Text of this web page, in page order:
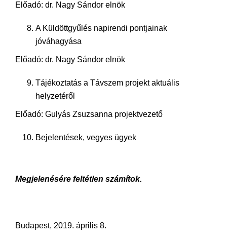
Előadó: dr. Nagy Sándor elnök
A Küldöttgyűlés napirendi pontjainak
jóváhagyása
Előadó: dr. Nagy Sándor elnök
Tájékoztatás a Távszem projekt aktuális
helyzetéről
Előadó: Gulyás Zsuzsanna projektvezető
Bejelentések, vegyes ügyek
Megjelenésére feltétlen számítok.
Budapest, 2019. április 8.